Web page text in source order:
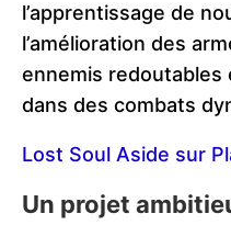
l’apprentissage de
l’amélioration des
ennemis redoutables
dans des combats
Lost Soul Aside sur
Un projet